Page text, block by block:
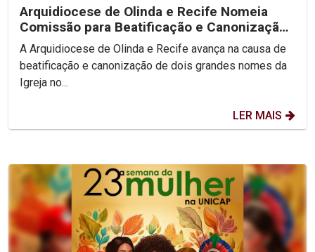
Arquidiocese de Olinda e Recife Nomeia
Comissão para Beatificação e Canonização
de Dom Vital e...
A Arquidiocese de Olinda e Recife avança na causa de
beatificação e canonização de dois grandes nomes da
Igreja no...
LER MAIS